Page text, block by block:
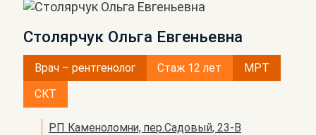
Столярчук Ольга Евгеньевна
Врач – рентгенолог Стаж 12 лет
МРТ
СКТ
РП Каменоломни, пер.Садовый, 23-В